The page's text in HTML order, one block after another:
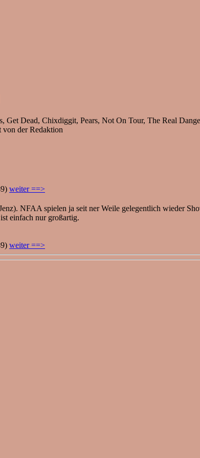
Dead, Chixdiggit, Pears, Not On Tour, The Real
der Redaktion
weiter ==>
NFAA spielen ja seit ner Weile gelegentlich wieder
einfach nur großartig.
weiter ==>